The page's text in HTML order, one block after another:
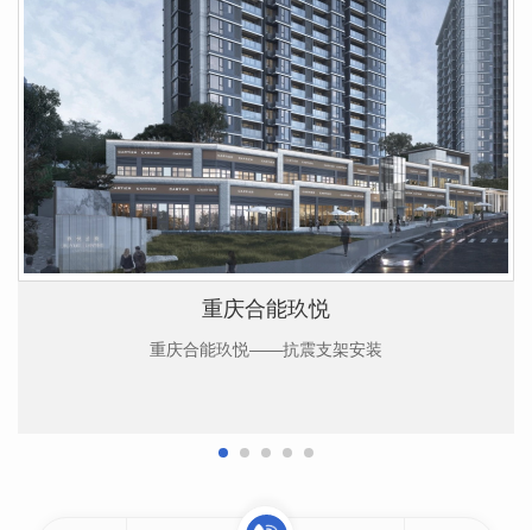
重庆合能玖悦
重庆合能玖悦——抗震支架安装